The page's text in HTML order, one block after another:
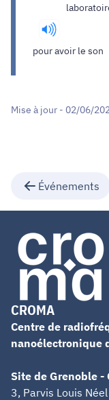
pour avoir le son
Mise à jour - 02/06/
Événements
CROMA
Centre de
nanoélectronique
Site de Grenoble -
3, Parvis Louis